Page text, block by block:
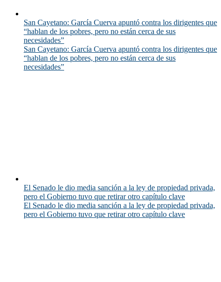
San Cayetano: García Cuerva apuntó contra los dirigentes que
“hablan de los pobres, pero no están cerca de sus
necesidades”
San Cayetano: García Cuerva apuntó contra los dirigentes que
“hablan de los pobres, pero no están cerca de sus
necesidades”
El Senado le dio media sanción a la ley de propiedad privada,
pero el Gobierno tuvo que retirar otro capítulo clave
El Senado le dio media sanción a la ley de propiedad privada,
pero el Gobierno tuvo que retirar otro capítulo clave